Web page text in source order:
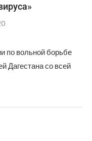
по вольной борьбе
Дагестана со всей